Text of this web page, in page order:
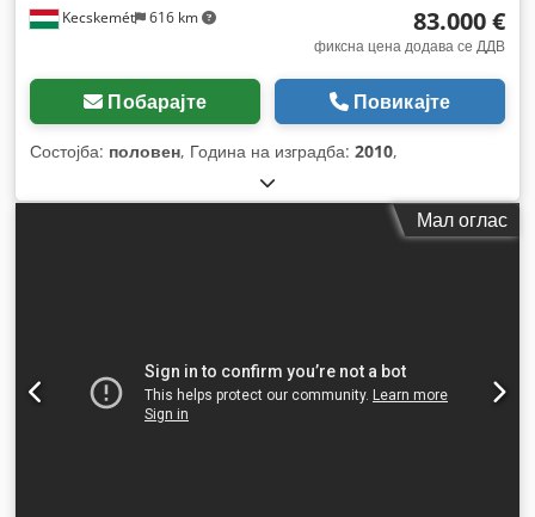
Kecskemét 616 km 83.000 €
фиксна цена додава се ДДВ
Побарајте Повикајте
Состојба: половен, Година на изградба: 2010,
Мал оглас